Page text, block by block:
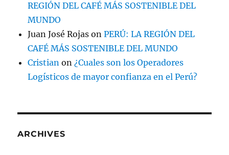
REGIÓN DEL CAFÉ MÁS SOSTENIBLE DEL
MUNDO
Juan José Rojas onPERÚ: LA REGIÓN DEL
CAFÉ MÁS SOSTENIBLE DEL MUNDO
Cristian on¿Cuales son los Operadores
Logísticos de mayor confianza en el Perú?
ARCHIVES